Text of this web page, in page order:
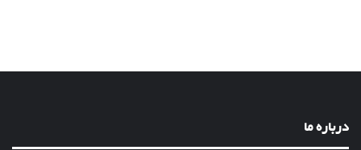
درباره ما